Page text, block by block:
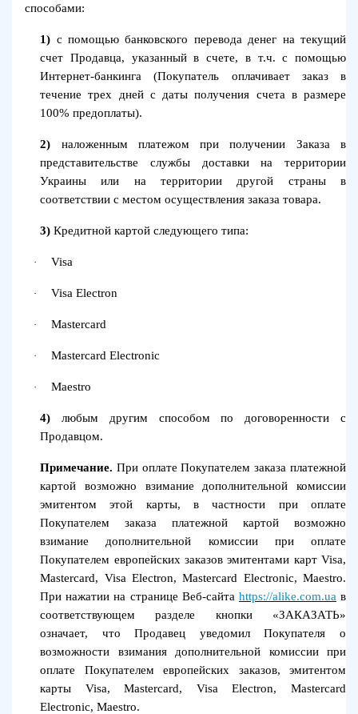
способами:
1) с помощью банковского перевода денег на текущий
счет Продавца, указанный в счете, в т.ч. с помощью
Интернет-банкинга (Покупатель оплачивает заказ в
течение трех дней с даты получения счета в размере
100% предоплаты).
2) наложенным платежом при получении Заказа в
представительстве службы доставки на территории
Украины или на территории другой страны в
соответствии с местом осуществления заказа товара.
3)Кредитной картой следующего типа:
· Visa
· Visa Electron
· Mastercard
· Mastercard Electronic
· Maestro
4) любым другим способом по договоренности с
Продавцом.
Примечание. При оплате Покупателем заказа платежной
картой возможно взимание дополнительной комиссии
эмитентом этой карты, в частности при оплате
Покупателем заказа платежной картой возможно
взимание дополнительной комиссии при оплате
Покупателем европейских заказов эмитентами карт Visa,
Mastercard, Visa Electron, Mastercard Electronic, Maestro.
При нажатии на странице Веб-сайта https://alike.com.ua в
соответствующем разделе кнопки «ЗАКАЗАТЬ»
означает, что Продавец уведомил Покупателя о
возможности взимания дополнительной комиссии при
оплате Покупателем европейских заказов, эмитентом
карты Visa, Mastercard, Visa Electron, Mastercard
Electronic, Maestro.